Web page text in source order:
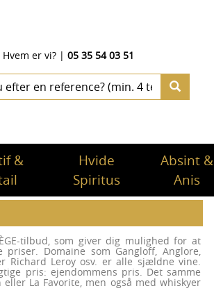
Hvem er vi?| 05 35 54 03 51
&
Hvide
Spiritus
Absint &
Anis
tilbud, som giver dig mulighed for at
Domaine som Gangloff, Anglore,
Richard Leroy osv. er alle sjældne vine.
pris: ejendommens pris. Det samme
La Favorite, men også med whiskyer